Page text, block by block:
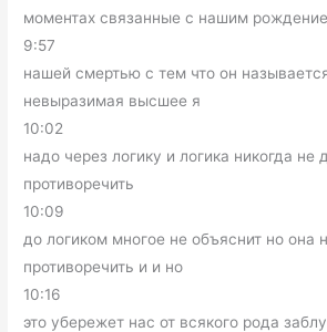
моментах связанные с нашим
9:57
нашей смертью с тем что он
невыразимая высшее я
10:02
надо через логику и логика никогда не
противоречить
10:09
до логиком многое не объяснит но она
противоречить и и но
10:16
это убережет нас от всякого рода